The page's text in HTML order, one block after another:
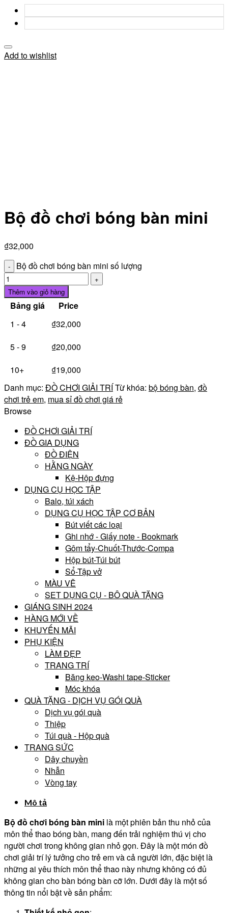
Add to wishlist
Bộ đồ chơi bóng bàn mini
₫32,000
Bộ đồ chơi bóng bàn mini số lượng
Thêm vào giỏ hàng
Bảng giá
Price
1 - 4
₫32,000
5 - 9
₫20,000
10+
₫19,000
Danh mục: ĐỒ CHƠI GIẢI TRÍTừ khóa: bộ bóng bàn, đồ
chơi trẻ em, mua sỉ đồ chơi giá rẻ
Browse
ĐỒ CHƠI GIẢI TRÍ
ĐỒ GIA DỤNG
ĐỒ ĐIỆN
HẰNG NGÀY
Kệ-Hộp đựng
DỤNG CỤ HỌC TẬP
Balo, túi xách
DỤNG CỤ HỌC TẬP CƠ BẢN
Bút viết các loại
Ghi nhớ - Giấy note - Bookmark
Gôm tẩy-Chuốt-Thước-Compa
Hộp bút-Túi bút
Sổ-Tập vở
MÀU VẼ
SET DỤNG CỤ - BÔ QUÀ TẶNG
GIÁNG SINH 2024
HÀNG MỚI VỀ
KHUYẾN MÃI
PHỤ KIỆN
LÀM ĐẸP
TRANG TRÍ
Băng keo-Washi tape-Sticker
Móc khóa
QUÀ TẶNG - DỊCH VỤ GÓI QUÀ
Dịch vụ gói quà
Thiệp
Túi quà - Hộp quà
TRANG SỨC
Dây chuyền
Nhẫn
Vòng tay
Mô tả
Bộ đồ chơi bóng bàn mini là một phiên bản thu nhỏ của
môn thể thao bóng bàn, mang đến trải nghiệm thú vị cho
người chơi trong không gian nhỏ gọn. Đây là một món đồ
chơi giải trí lý tưởng cho trẻ em và cả người lớn, đặc biệt là
những ai yêu thích môn thể thao này nhưng không có đủ
không gian cho bàn bóng bàn cỡ lớn. Dưới đây là một số
thông tin nổi bật về sản phẩm: